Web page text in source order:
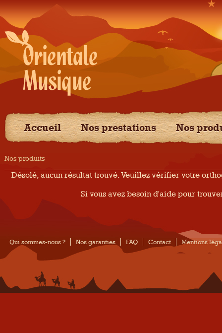
Accueil Nos prestations Nos
Nos produits
Désolé, aucun résultat trouvé. Veuillez vérifier votre
Si vous avez besoin d'aide pour
Qui sommes-nous ? Nos garanties FAQ Contact Mentions